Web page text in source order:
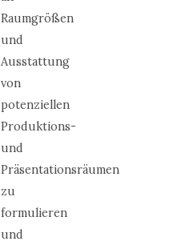
Raumgrößen
und
Ausstattung
von
potenziellen
Produktions-
und
Präsentationsräumen
zu
formulieren
und